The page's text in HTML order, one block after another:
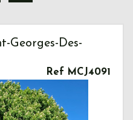
Georges-Des-
Ref MCJ4091